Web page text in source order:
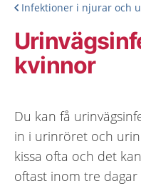
Infektioner i njurar och
kvinnor
Du kan få
in i urinröret och
kissa ofta och det
oftast inom tre